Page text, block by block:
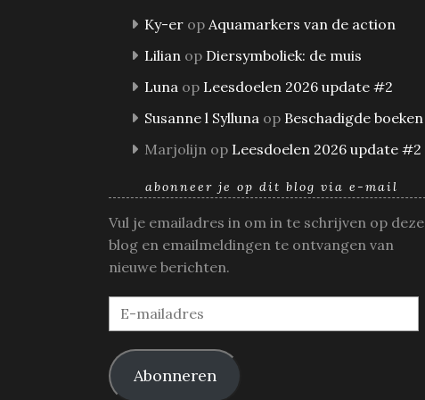
Ky-er op Aquamarkers van de action
Lilian op Diersymboliek: de muis
Luna op Leesdoelen 2026 update #2
Susanne l Sylluna op Beschadigde boeken
Marjolijn op Leesdoelen 2026 update #2
abonneer je op dit blog via e-mail
Vul je emailadres in om in te schrijven op deze
blog en emailmeldingen te ontvangen van
nieuwe berichten.
E-
mailadres
Abonneren